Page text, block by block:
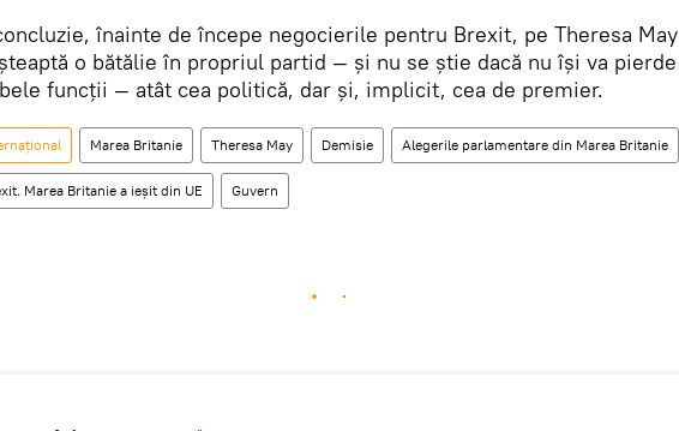
înainte de începe negocierile pentru Brexit, pe Theresa May
o bătălie în propriul partid — și nu se știe dacă nu își va pierde
funcții — atât cea politică, dar și, implicit, cea de premier.
Marea Britanie Theresa May Demisie Alegerile parlamentare din Marea Britanie
Marea Britanie a ieșit din UE Guvern